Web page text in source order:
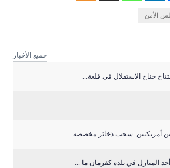
الأمن
جميع الأخبار
جناح الاستقلال في قلعة...
أمريكيين: سحب ذخائر مخصصة...
المنازل في بلدة كفرمان ما ...